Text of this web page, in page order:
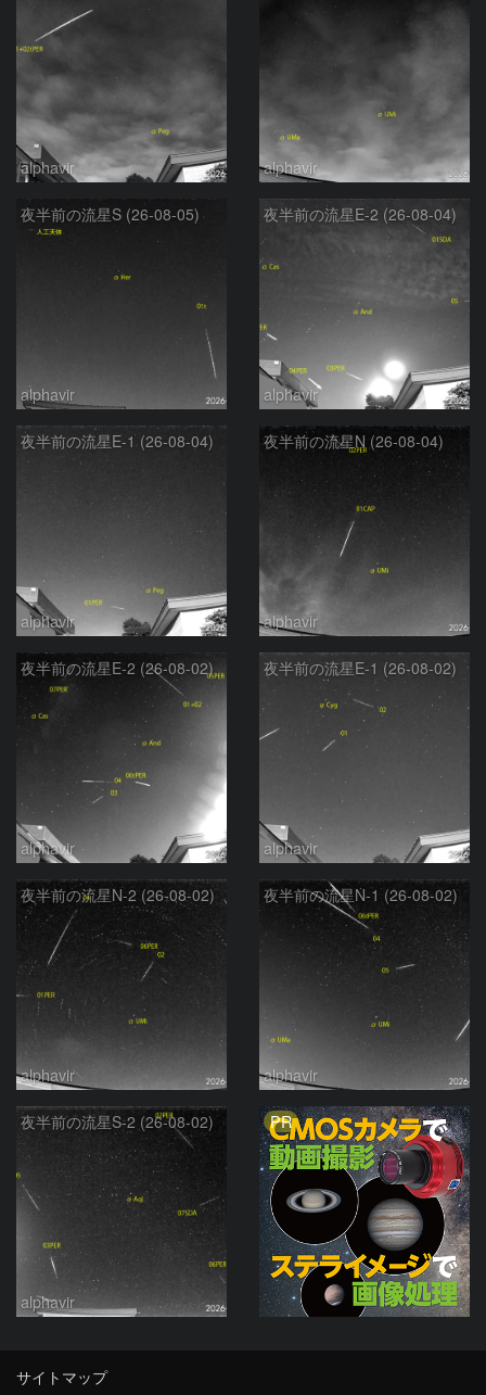
alphavir alphavir
夜半前の流星S (26-08-05)
alphavir
夜半前の流星E-2 (26-08-04)
alphavir
夜半前の流星E-1 (26-08-04)
alphavir
夜半前の流星N (26-08-04)
alphavir
夜半前の流星E-2 (26-08-02)
alphavir
夜半前の流星E-1 (26-08-02)
alphavir
夜半前の流星N-2 (26-08-02)
alphavir
夜半前の流星N-1 (26-08-02)
alphavir
夜半前の流星S-2 (26-08-02)
alphavir
PR
サイトマップ